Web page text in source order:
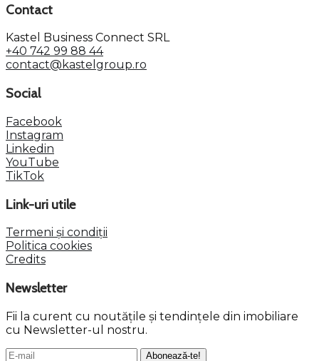
Contact
Kastel Business Connect SRL
+40 742 99 88 44
contact@kastelgroup.ro
Social
Facebook
Instagram
Linkedin
YouTube
TikTok
Link-uri utile
Termeni și condiții
Politica cookies
Credits
Newsletter
Fii la curent cu noutățile și tendințele din imobiliare
cu Newsletter-ul nostru.